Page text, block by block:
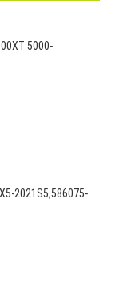
5000-
2021S5,586075-